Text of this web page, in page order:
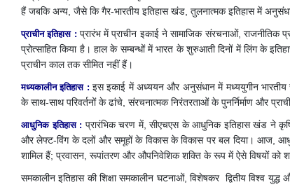
हैं जबकि अन्य, जैसे कि गैर-भारतीय इतिहास खंड, तुलनात्मक इतिहास में
प्राचीन इतिहास: प्रारंभ में प्राचीन इकाई ने सामाजिक संरचनाओं, राजनीतिक
प्रोत्साहित किया है। हाल के सम्बन्धों में भारत के शुरुआती दिनों में लिंग के
प्राचीन काल तक सीमित नहीं हैं।
मध्यकालीन इतिहास: इस इकाई में अध्ययन और अनुसंधान में मध्ययुगीन भारतीय
के साथ-साथ परिवर्तनों के ढांचे, संरचनात्मक निरंतरताओं के पुनर्निर्माण और
आधुनिक इतिहास: प्रारंभिक चरण में, सीएचएस के आधुनिक इतिहास खंड ने
और लेफ्ट-विंग के दलों और समूहों के विकास के विकास पर बल दिया। आज,
शामिल हैं; प्रवासन, रूपांतरण और औपनिवेशिक शक्ति के रूप में ऐसे विषयों को
समकालीन इतिहास की शिक्षा समकालीन घटनाओं, विशेषकर द्वितीय विश्व